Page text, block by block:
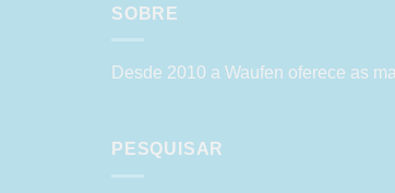
SOBRE
Desde 2010 a Waufen oferece as
PESQUISAR